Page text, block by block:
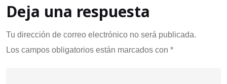
Deja una respuesta
Tu dirección de correo electrónico no será publicada.
Los campos obligatorios están marcados con *